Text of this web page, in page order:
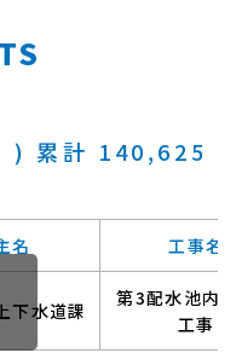
) 累計 140,625
名 工事名
下水道課
第3配水池内
工事